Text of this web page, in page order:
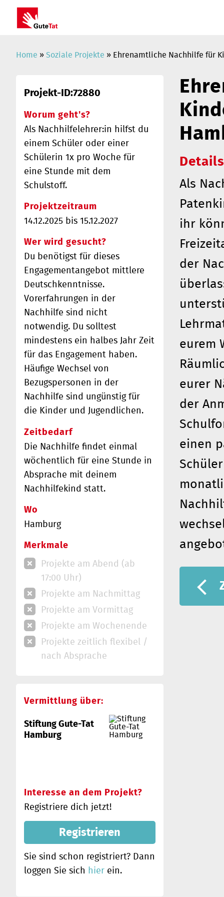
Home » Soziale Projekte » Ehrenamtliche Nachhilfe für
Projekt-ID:72880
Worum geht's?
Als Nachhilfelehrer:in hilfst du
einem Schüler oder einer
Schülerin 1x pro Woche für
eine Stunde mit dem
Schulstoff.
Projektzeitraum
14.12.2025 bis 15.12.2027
Wer wird gesucht?
Du benötigst für dieses
Engagementangebot mittlere
Deutschkenntnisse.
Vorerfahrungen in der
Nachhilfe sind nicht
notwendig. Du solltest
mindestens ein halbes Jahr Zeit
für das Engagement haben.
Häufige Wechsel von
Bezugspersonen in der
Nachhilfe sind ungünstig für
die Kinder und Jugendlichen.
Zeitbedarf
Die Nachhilfe findet einmal
wöchentlich für eine Stunde in
Absprache mit deinem
Nachhilfekind statt.
Wo
Hamburg
Merkmale
Projekte am Abend (ab
17:00 Uhr)
Projekte am Nachmittag
Projekte am Vormittag
Projekte am Wochenende
Projekte zeitlich flexibel /
nach Absprache
Vermittlung über:
Stiftung Gute-Tat
Hamburg
Interesse an dem Projekt?
Registriere dich jetzt!
Registrieren
Sie sind schon registriert? Dann
loggen Sie sich hier ein.
Als
ihr
der
eurem
eurer
der
einen